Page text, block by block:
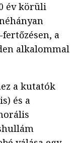
év körüli
fertőzésen, a
alkalommal
a kutatók
és a